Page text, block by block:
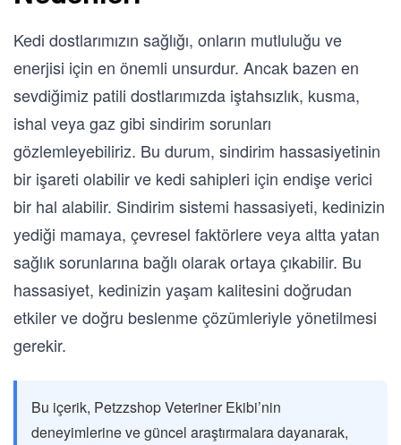
Kedi dostlarımızın sağlığı, onların mutluluğu ve
enerjisi için en önemli unsurdur. Ancak bazen en
sevdiğimiz patili dostlarımızda iştahsızlık, kusma,
ishal veya gaz gibi sindirim sorunları
gözlemleyebiliriz. Bu durum, sindirim hassasiyetinin
bir işareti olabilir ve kedi sahipleri için endişe verici
bir hal alabilir. Sindirim sistemi hassasiyeti, kedinizin
yediği mamaya, çevresel faktörlere veya altta yatan
sağlık sorunlarına bağlı olarak ortaya çıkabilir. Bu
hassasiyet, kedinizin yaşam kalitesini doğrudan
etkiler ve doğru beslenme çözümleriyle yönetilmesi
gerekir.
Bu içerik, Petzzshop Veteriner Ekibi’nin
deneyimlerine ve güncel araştırmalara dayanarak,